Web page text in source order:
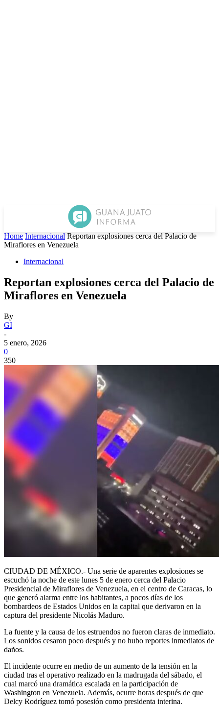
Home Internacional Reportan explosiones cerca del Palacio de
Miraflores en Venezuela
Internacional
Reportan explosiones cerca del Palacio de
Miraflores en Venezuela
By
GI
-
5 enero, 2026
0
350
CIUDAD DE MÉXICO.- Una serie de aparentes explosiones se
escuchó la noche de este lunes 5 de enero cerca del Palacio
Presidencial de Miraflores de Venezuela, en el centro de Caracas, lo
que generó alarma entre los habitantes, a pocos días de los
bombardeos de Estados Unidos en la capital que derivaron en la
captura del presidente Nicolás Maduro.
La fuente y la causa de los estruendos no fueron claras de inmediato.
Los sonidos cesaron poco después y no hubo reportes inmediatos de
daños.
El incidente ocurre en medio de un aumento de la tensión en la
ciudad tras el operativo realizado en la madrugada del sábado, el
cual marcó una dramática escalada en la participación de
Washington en Venezuela. Además, ocurre horas después de que
Delcy Rodríguez tomó posesión como presidenta interina.